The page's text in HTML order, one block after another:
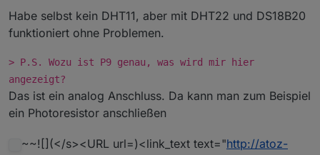
Habe selbst kein DHT11, aber mit DHT22 und DS18B20
funktioniert ohne Problemen.
> P.S. Wozu ist P9 genau, was wird mir hier
angezeigt?
Das ist ein analog Anschluss. Da kann man zum Beispiel
ein Photoresistor anschließen
~~![](</s><URL url=)<link_text text="http://atoz-